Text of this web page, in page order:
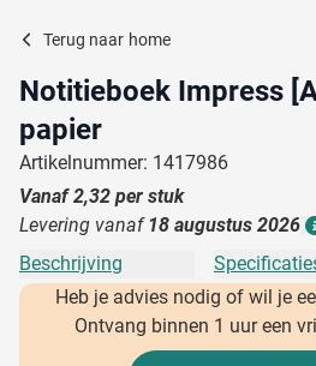
Terug naar home
Notitieboek Impress
papier
Artikelnummer: 1417986
Vanaf2,32 per stuk
Levering vanaf 18 augustus 2026
Beschrijving
Heb je advies nodig of wil je
Ontvang binnen 1 uur een